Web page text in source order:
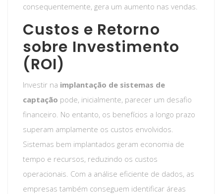
consequentemente, gera um aumento nas vendas.
Custos e Retorno
sobre Investimento
(ROI)
Investir na implantação de sistemas de
captação pode, inicialmente, parecer um desafio
financeiro. No entanto, os benefícios a longo prazo
superam amplamente os custos envolvidos.
Sistemas bem implantados geram economia de
tempo e recursos, reduzindo os custos
operacionais. Com a análise eficiente de dados, as
empresas também conseguem identificar áreas